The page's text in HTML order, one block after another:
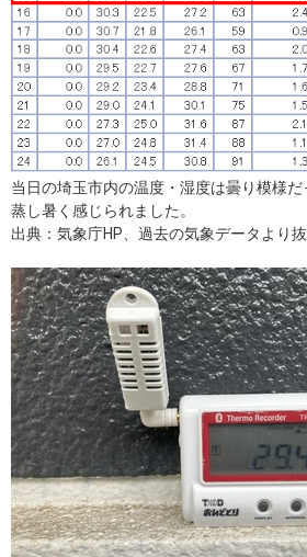
当日の埼玉市内の温度・湿度は曇り模様だ
蒸し暑く感じられました。
出典：気象庁HP、過去の気象データより